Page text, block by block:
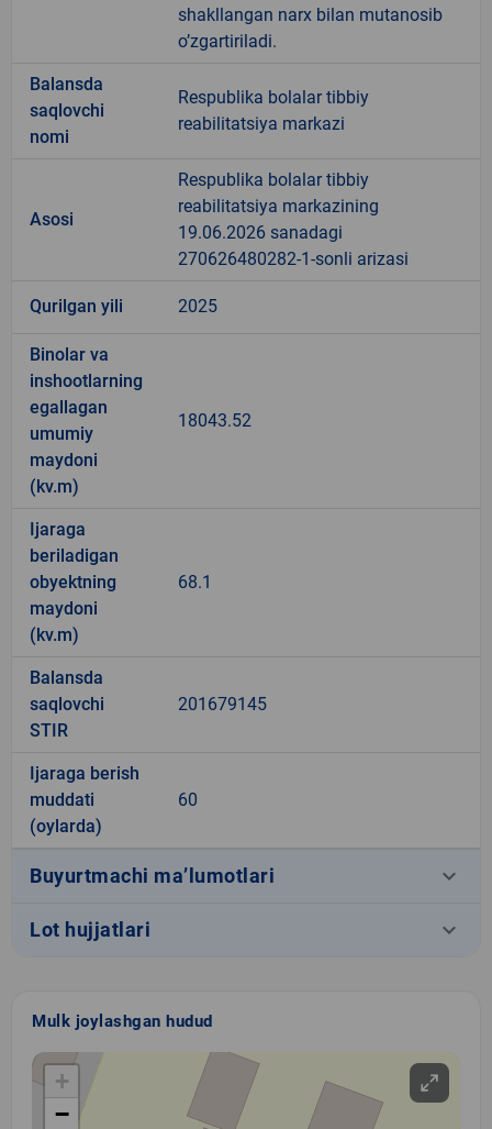
shakllangan narx bilan mutanosib
o’zgartiriladi.
Balansda
saqlovchi
nomi
Respublika bolalar tibbiy
reabilitatsiya markazi
Asosi
Respublika bolalar tibbiy
reabilitatsiya markazining
19.06.2026 sanadagi
270626480282-1-sonli arizasi
Qurilgan yili 2025
Binolar va
inshootlarning
egallagan
umumiy
maydoni
(kv.m)
18043.52
Ijaraga
beriladigan
obyektning
maydoni
(kv.m)
68.1
Balansda
saqlovchi
STIR
201679145
Ijaraga berish
muddati
(oylarda)
60
Buyurtmachi ma’lumotlari keyboard_arrow_down
Lot hujjatlari keyboard_arrow_down
Mulk joylashgan hudud
+
−